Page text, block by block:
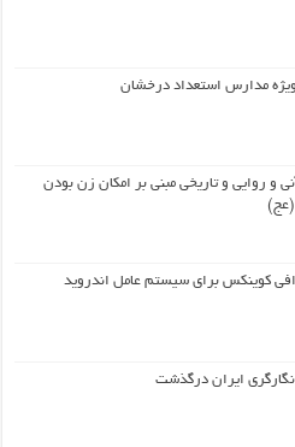
مدارس استعداد درخشان
و روایی و تاریخی مبنی بر امکان زن بودن
کوینکس برای سیستم عامل اندروید
نگارگری ایران درگذشت